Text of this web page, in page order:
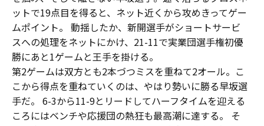
ットで19点目を得ると、ネット近くから攻めきってゲー
ムポイント。 動揺したか、新開選手がショートサービ
スへの処理をネットにかけ、21-11で実業団選手権初優
勝にあと1ゲームと王手を掛ける。
第2ゲームは双方とも2本づつミスを重ねて2オール。こ
こから得点を重ねていくのは、やはり勢いに勝る早坂選
手だ。 6-3から11-9とリードしてハーフタイムを迎える
ころにはベンチや応援団の熱狂も最高潮に達する。 そ